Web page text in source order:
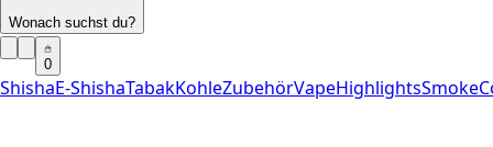
Wonach suchst du?
0
ShishaE-ShishaTabakKohleZubehörVapeHighlights